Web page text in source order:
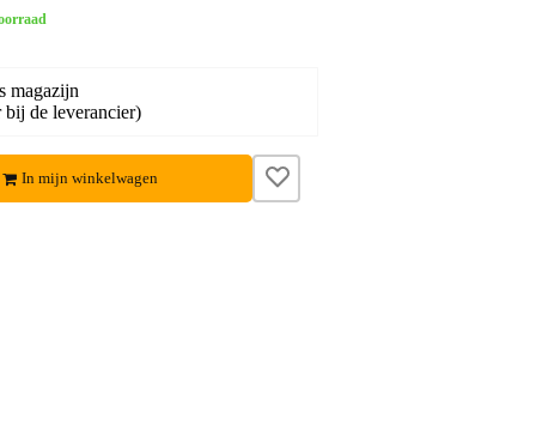
magazijn
bij de leverancier)
In mijn winkelwagen